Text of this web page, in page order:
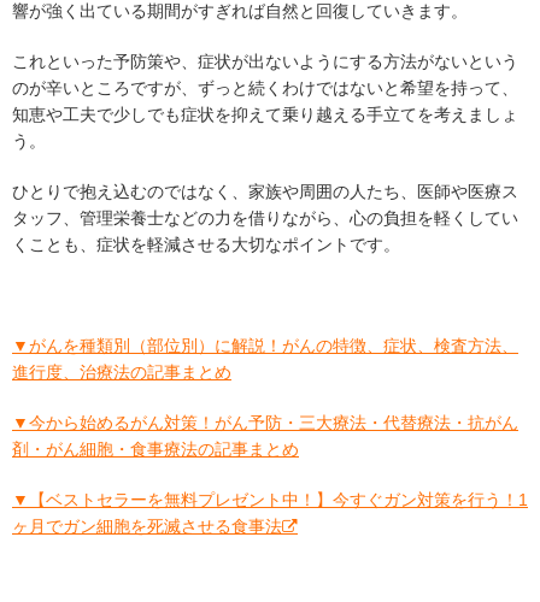
響が強く出ている期間がすぎれば自然と回復していきます。
これといった予防策や、症状が出ないようにする方法がないという
のが辛いところですが、ずっと続くわけではないと希望を持って、
知恵や工夫で少しでも症状を抑えて乗り越える手立てを考えましょ
う。
ひとりで抱え込むのではなく、家族や周囲の人たち、医師や医療ス
タッフ、管理栄養士などの力を借りながら、心の負担を軽くしてい
くことも、症状を軽減させる大切なポイントです。
▼がんを種類別（部位別）に解説！がんの特徴、症状、検査方法、
進行度、治療法の記事まとめ
▼今から始めるがん対策！がん予防・三大療法・代替療法・抗がん
剤・がん細胞・食事療法の記事まとめ
▼【ベストセラーを無料プレゼント中！】今すぐガン対策を行う！1
ヶ月でガン細胞を死滅させる食事法